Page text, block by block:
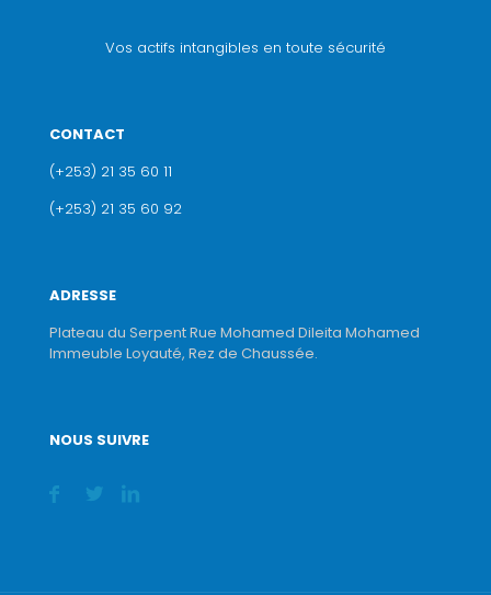
Vos actifs intangibles en toute sécurité
CONTACT
(+253) 21 35 60 11
(+253) 21 35 60 92
ADRESSE
Plateau du Serpent Rue Mohamed Dileita Mohamed
Immeuble Loyauté, Rez de Chaussée.
NOUS SUIVRE